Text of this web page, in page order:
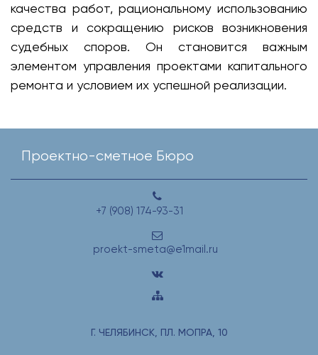
качества работ, рациональному использованию
средств и сокращению рисков возникновения
судебных споров. Он становится важным
элементом управления проектами капитального
ремонта и условием их успешной реализации.
Проектно-сметное Бюро
+7 (908) 174-93-31
proekt-smeta@e1mail.ru
Г. ЧЕЛЯБИНСК, ПЛ. МОПРА, 10